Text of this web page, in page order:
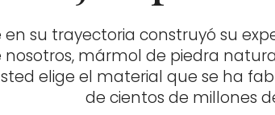
su trayectoria construyó su
mármol de piedra
elige el material que se ha
de cientos de millones